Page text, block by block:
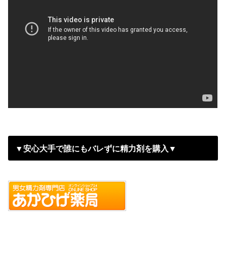
▼安心大手で誰にもバレずに精力剤を購入▼